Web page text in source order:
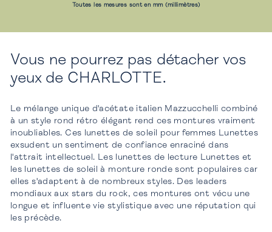
Toutes les mesures sont en mm (millimètres)
Vous ne pourrez pas détacher vos
yeux de CHARLOTTE.
Le mélange unique d'acétate italien Mazzucchelli combiné
à un style rond rétro élégant rend ces montures vraiment
inoubliables. Ces lunettes de soleil pour femmes Lunettes
exsudent un sentiment de confiance enraciné dans
l'attrait intellectuel. Les lunettes de lecture Lunettes et
les lunettes de soleil à monture ronde sont populaires car
elles s'adaptent à de nombreux styles. Des leaders
mondiaux aux stars du rock, ces montures ont vécu une
longue et influente vie stylistique avec une réputation qui
les précède.